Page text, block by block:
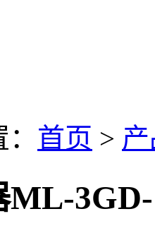
首页 >
ML-